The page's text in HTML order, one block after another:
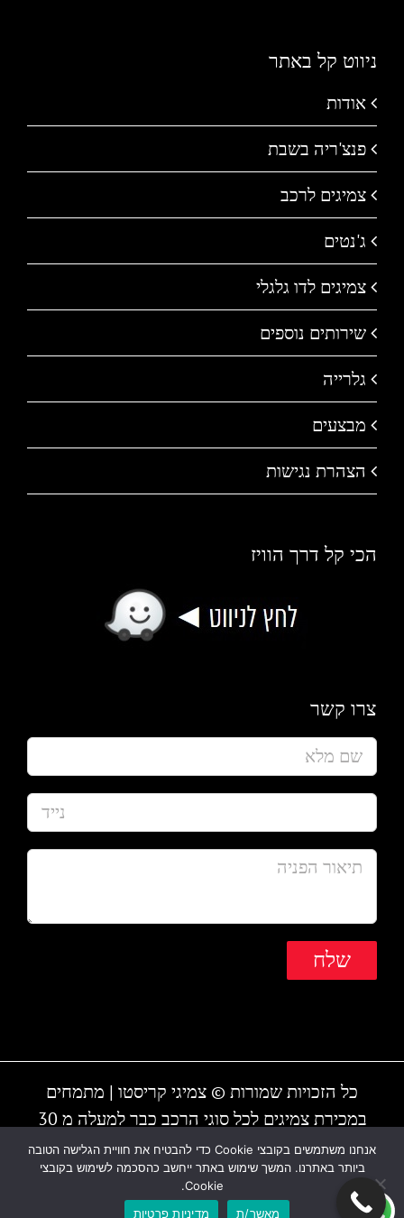
ניווט קל באתר
אודות
פנצ'ריה בשבת
צמיגים לרכב
ג'נטים
צמיגים לדו גלגלי
שירותים נוספים
גלרייה
מבצעים
הצהרת נגישות
הכי קל דרך הוויז
צרו קשר
כל הזכויות שמורות © צמיגי קריסטו | מתמחים
במכירת צמיגים לכל סוגי הרכב כבר למעלה מ 30
שנה | המקום עובד גם בשבת | חייגו - 1-700-700-
810 או 03-6838895
אנחנו משתמשים בקובצי Cookie כדי להבטיח את חוויית הגלישה הטובה
ביותר באתרנו. המשך שימוש באתר ייחשב כהסכמה לשימוש בקובצי
Cookie.
מאשר/ת
מדיניות פרטיות